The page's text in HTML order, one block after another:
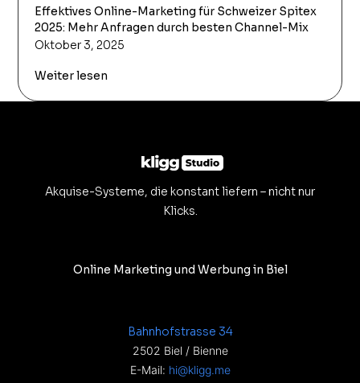
Effektives Online-Marketing für Schweizer Spitex
2025: Mehr Anfragen durch besten Channel-Mix
Oktober 3, 2025
Weiter lesen
Akquise-Systeme, die konstant liefern – nicht nur
Klicks.
Online Marketing und Werbung in Biel
Bahnhofstrasse 34
2502 Biel / Bienne
E-Mail: hi@kligg.me